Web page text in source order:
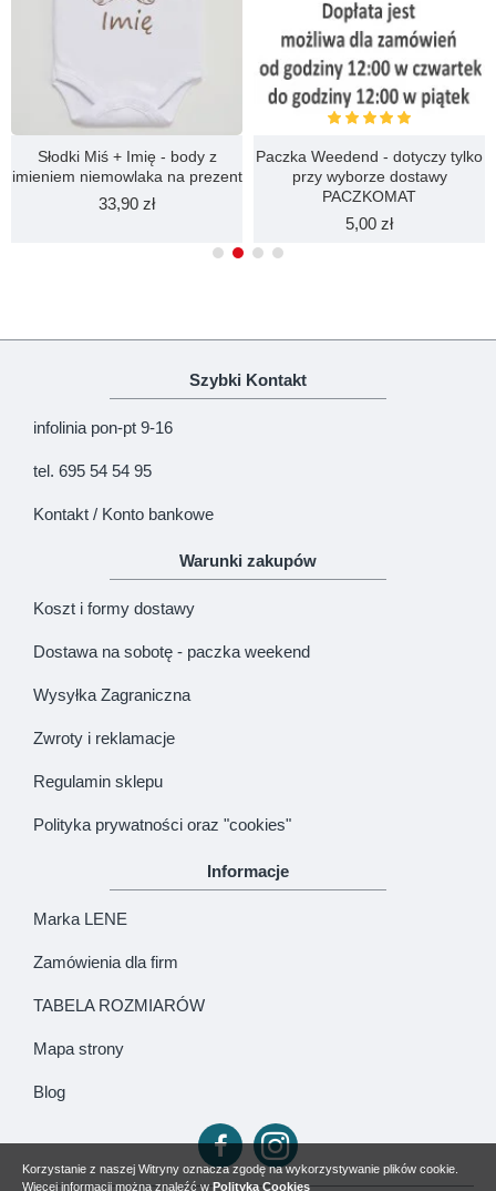
Słodki Miś + Imię - body z
imieniem niemowlaka na prezent
33,90 zł
Paczka Weedend - dotyczy tylko
przy wyborze dostawy
PACZKOMAT
5,00 zł
Szybki Kontakt
infolinia pon-pt 9-16
tel. 695 54 54 95
Kontakt / Konto bankowe
Warunki zakupów
Koszt i formy dostawy
Dostawa na sobotę - paczka weekend
Wysyłka Zagraniczna
Zwroty i reklamacje
Regulamin sklepu
Polityka prywatności oraz "cookies"
Informacje
Marka LENE
Zamówienia dla firm
TABELA ROZMIARÓW
Mapa strony
Blog
Korzystanie z naszej Witryny oznacza zgodę na wykorzystywanie plików cookie.
Więcej informacji można znaleźć wPolityka Cookies